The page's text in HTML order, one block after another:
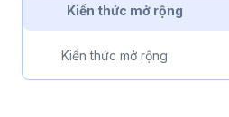
Kiến thức mở rộng
Kiến thức mở rộng